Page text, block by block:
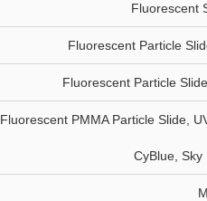
Fluorescent
Fluorescent Particle
Fluorescent Particle
Fluorescent PMMA Particle Slide,
CyBlue,